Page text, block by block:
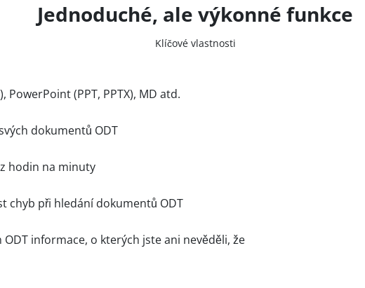
Jednoduché, ale výkonné funkce
Klíčové vlastnosti
PowerPoint (PPT, PPTX), MD atd.
dokumentů ODT
hodin na minuty
chyb při hledání dokumentů ODT
informace, o kterých jste ani nevěděli, že